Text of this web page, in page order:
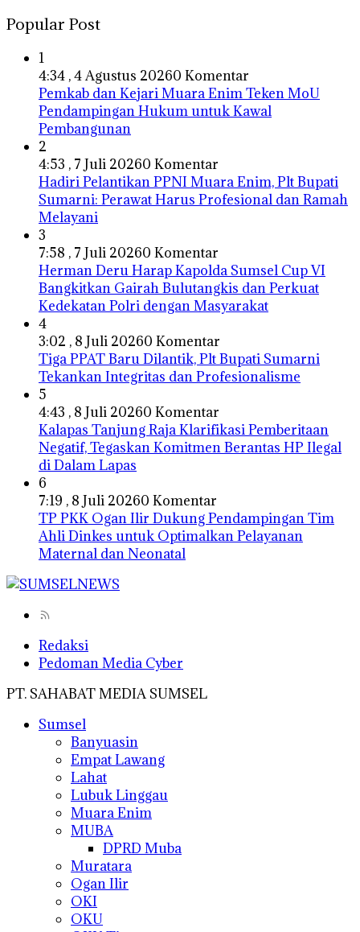
Popular Post
1
4:34 , 4 Agustus 20260 Komentar
Pemkab dan Kejari Muara Enim Teken MoU
Pendampingan Hukum untuk Kawal
Pembangunan
2
4:53 , 7 Juli 20260 Komentar
Hadiri Pelantikan PPNI Muara Enim, Plt Bupati
Sumarni: Perawat Harus Profesional dan Ramah
Melayani
3
7:58 , 7 Juli 20260 Komentar
Herman Deru Harap Kapolda Sumsel Cup VI
Bangkitkan Gairah Bulutangkis dan Perkuat
Kedekatan Polri dengan Masyarakat
4
3:02 , 8 Juli 20260 Komentar
Tiga PPAT Baru Dilantik, Plt Bupati Sumarni
Tekankan Integritas dan Profesionalisme
5
4:43 , 8 Juli 20260 Komentar
Kalapas Tanjung Raja Klarifikasi Pemberitaan
Negatif, Tegaskan Komitmen Berantas HP Ilegal
di Dalam Lapas
6
7:19 , 8 Juli 20260 Komentar
TP PKK Ogan Ilir Dukung Pendampingan Tim
Ahli Dinkes untuk Optimalkan Pelayanan
Maternal dan Neonatal
Redaksi
Pedoman Media Cyber
PT. SAHABAT MEDIA SUMSEL
Sumsel
Banyuasin
Empat Lawang
Lahat
Lubuk Linggau
Muara Enim
MUBA
DPRD Muba
Muratara
Ogan Ilir
OKI
OKU